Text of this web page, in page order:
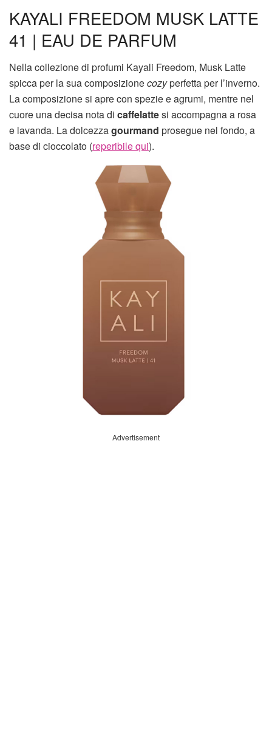
KAYALI FREEDOM MUSK LATTE
41 | EAU DE PARFUM
Nella collezione di profumi Kayali Freedom, Musk Latte
spicca per la sua composizionecozyperfetta per l’inverno.
La composizione si apre con spezie e agrumi, mentre nel
cuore una decisa nota di caffelattesi accompagna a rosa
e lavanda. La dolcezzagourmand prosegue nel fondo, a
base di cioccolato (reperibile qui).
Advertisement